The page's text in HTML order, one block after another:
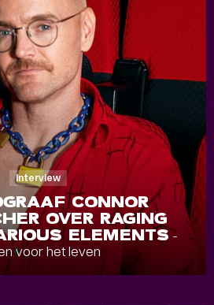
Interview
CONNOR
OVER RAGING
ELEMENTS-
voor het leven